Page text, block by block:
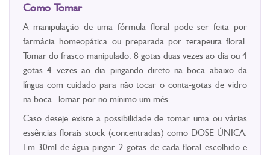
Como Tomar
A manipulação de uma fórmula floral pode ser feita por
farmácia homeopática ou preparada por terapeuta floral.
Tomar do frasco manipulado: 8 gotas duas vezes ao dia ou 4
gotas 4 vezes ao dia pingando direto na boca abaixo da
língua com cuidado para não tocar o conta-gotas de vidro
na boca. Tomar por no mínimo um mês.
Caso deseje existe a possibilidade de tomar uma ou várias
essências florais stock (concentradas) como DOSE ÚNICA:
Em 30ml de água pingar 2 gotas de cada floral escolhido e